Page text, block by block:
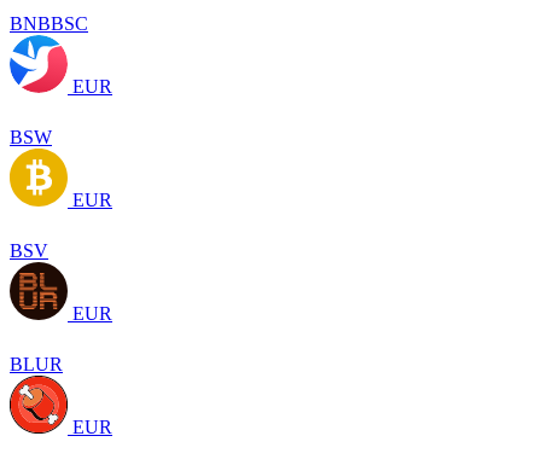
BNBBSC
EUR
BSW
EUR
BSV
EUR
BLUR
EUR